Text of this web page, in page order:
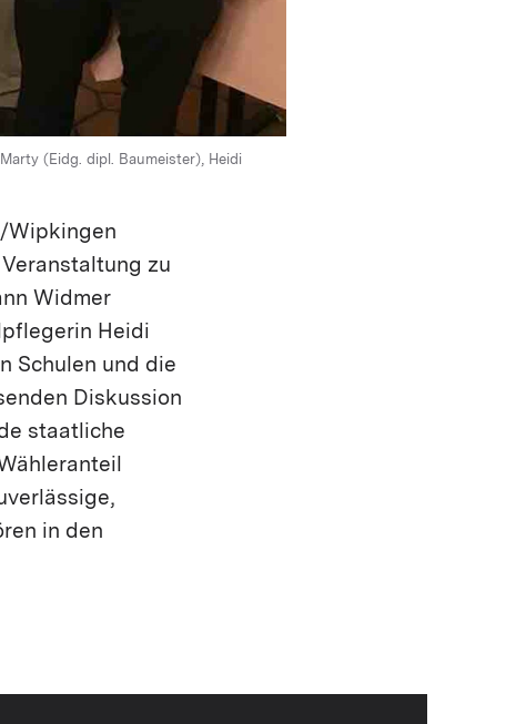
(Eidg. dipl. Baumeister), Heidi
Wipkingen
zu
Widmer
Heidi
Schulen und die
Diskussion
staatliche
in den